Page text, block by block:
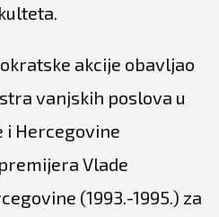
akcije obavljao
vanjskih poslova u
i Hercegovine
Vlade
(1993.-1995.) za